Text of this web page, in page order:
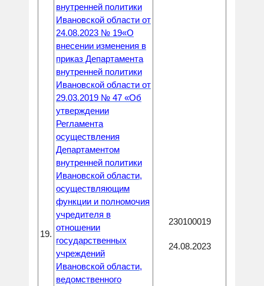
19.
внутренней политики
Ивановской области от
24.08.2023 № 19«О
внесении изменения в
приказ Департамента
внутренней политики
Ивановской области от
29.03.2019 № 47 «Об
утверждении
Регламента
осуществления
Департаментом
внутренней политики
Ивановской области,
осуществляющим
функции и полномочия
учредителя в
отношении
государственных
учреждений
Ивановской области,
ведомственного
230100019
24.08.2023